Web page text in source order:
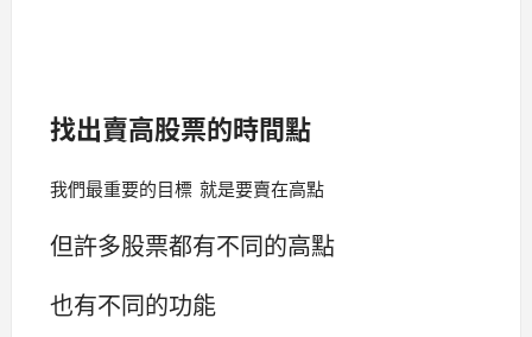
找出賣高股票的時間點
我們最重要的目標 就是要賣在高點
但許多股票都有不同的高點
也有不同的功能